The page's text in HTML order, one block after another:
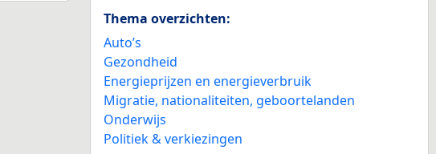
Thema overzichten:
Auto’s
Gezondheid
Energieprijzen en energieverbruik
Migratie, nationaliteiten, geboortelanden
Onderwijs
Politiek & verkiezingen